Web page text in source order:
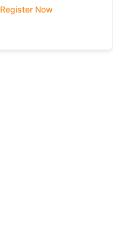
Register Now